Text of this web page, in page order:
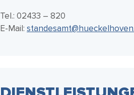
Tel.: 02433 – 820
E-Mail: